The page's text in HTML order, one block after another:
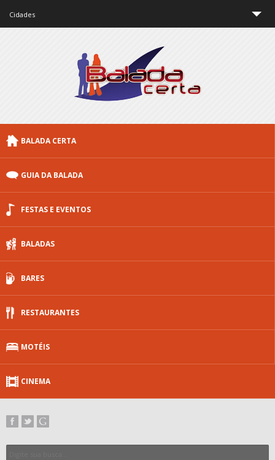
Cidades
Curitiba
Porto Alegre
Floripa
BALADA CERTA
GUIA DA BALADA
FESTAS E EVENTOS
BALADAS
BARES
RESTAURANTES
MOTÉIS
CINEMA